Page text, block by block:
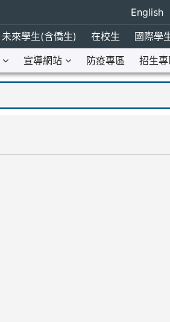
English
未來學生(含僑生)
在校生 國際學
宣導網站 防疫專區 招生專